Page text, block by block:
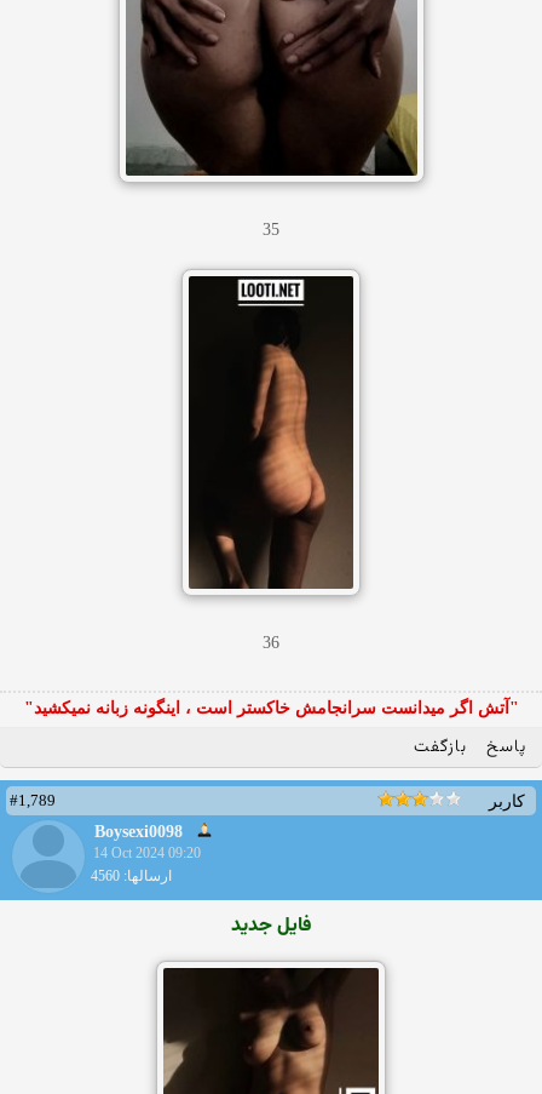
35
36
"آتش اگر ميدانست سرانجامش خاكستر است ، اينگونه زبانه نميكشيد"
پاسخ بازگفت
کاربر
#1,789
Boysexi0098
14 Oct 2024 09:20
ارسالها: 4560
فایل جدید